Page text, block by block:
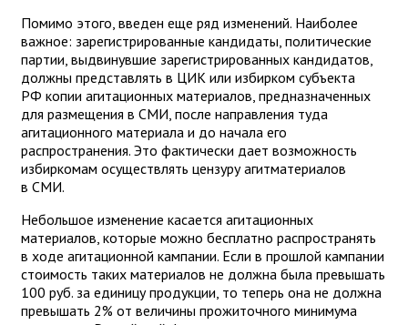
Помимо этого, введен еще ряд изменений. Наиболее
важное: зарегистрированные кандидаты, политические
партии, выдвинувшие зарегистрированных кандидатов,
должны представлять в ЦИК или избирком субъекта
РФ копии агитационных материалов, предназначенных
для размещения в СМИ, после направления туда
агитационного материала и до начала его
распространения. Это фактически дает возможность
избиркомам осуществлять цензуру агитматериалов
в СМИ.
Небольшое изменение касается агитационных
материалов, которые можно бесплатно распространять
в ходе агитационной кампании. Если в прошлой кампании
стоимость таких материалов не должна была превышать
100 руб. за единицу продукции, то теперь она не должна
превышать 2% от величины прожиточного минимума